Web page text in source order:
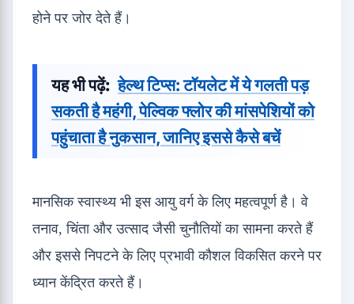
होने पर जोर देते हैं।
यह भी पढ़ें: हेल्थ टिप्स: टॉयलेट में ये गलती पड़
सकती है महंगी, पेल्विक फ्लोर की मांसपेशियों को
पहुंचाता है नुकसान, जानिए इससे कैसे बचें
मानसिक स्वास्थ्य भी इस आयु वर्ग के लिए महत्वपूर्ण है। वे
तनाव, चिंता और उत्साद जैसी चुनौतियों का सामना करते हैं
और इससे निपटने के लिए प्रभावी कौशल विकसित करने पर
ध्यान केंद्रित करते हैं।